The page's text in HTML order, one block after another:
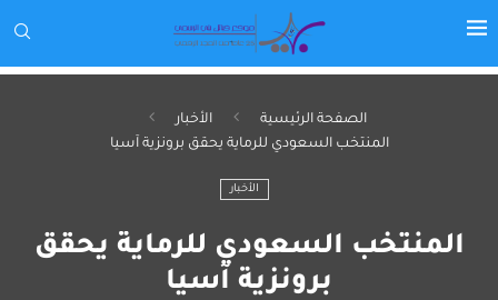
الصفحة الرئيسية
الأخبار
المنتخب السعودي للرماية يحقق برونزية آسيا
الأخبار
المنتخب السعودي للرماية يحقق
برونزية آسيا